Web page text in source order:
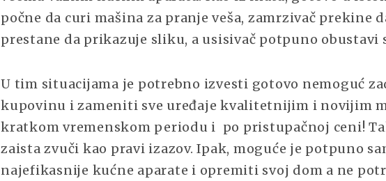
počne da curi mašina za pranje veša, zamrzivač prekine
prestane da prikazuje sliku, a usisivač potpuno obustavi
U tim situacijama je potrebno izvesti gotovo nemoguć
kupovinu i zameniti sve uređaje kvalitetnijim i novijim
kratkom vremenskom periodu i po pristupačnoj ceni!
zaista zvuči kao pravi izazov. Ipak, moguće je potpuno
najefikasnije kućne aparate i opremiti svoj dom a ne